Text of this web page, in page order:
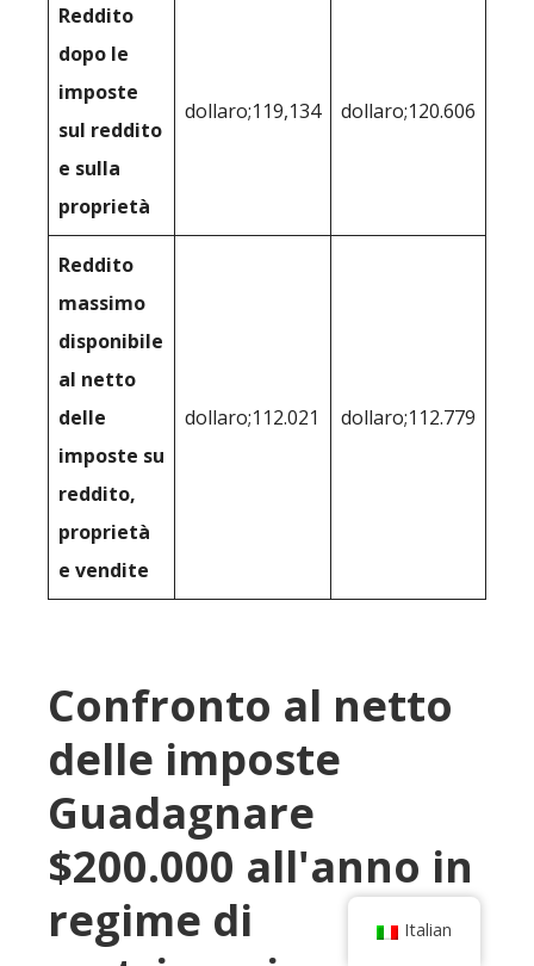
Reddito
dopo le
imposte
sul reddito
e sulla
proprietà
dollaro;119,134 dollaro;120.606
Reddito
massimo
disponibile
al netto
delle
imposte su
reddito,
proprietà
e vendite
dollaro;112.021 dollaro;112.779
Confronto al netto
delle imposte
Guadagnare
$200.000 all'anno in
regime di
Italian